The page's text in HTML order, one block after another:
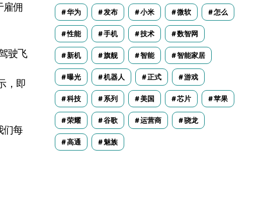
雇佣
驶飞
，即
们每
华为 发布 小米 微软 怎么
性能 手机 技术 数智网
新机 旗舰 智能 智能家居
曝光 机器人 正式 游戏
科技 系列 美国 芯片 苹果
荣耀 谷歌 运营商 骁龙
高通 魅族